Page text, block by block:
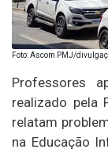
Foto: Ascom PMJ/
Professores
realizado pela
relatam
na Educação